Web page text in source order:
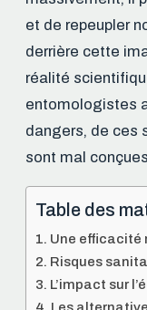
et de repeupler
derrière cette
réalité
entomologistes
dangers, de ces
sont mal
Table des
Une efficacité
Risques
L’impact sur